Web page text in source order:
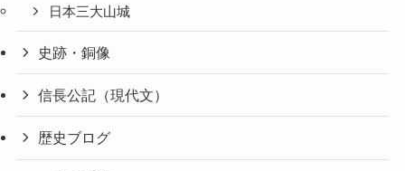
日本三大山城
史跡・銅像
信長公記（現代文）
歴史ブログ